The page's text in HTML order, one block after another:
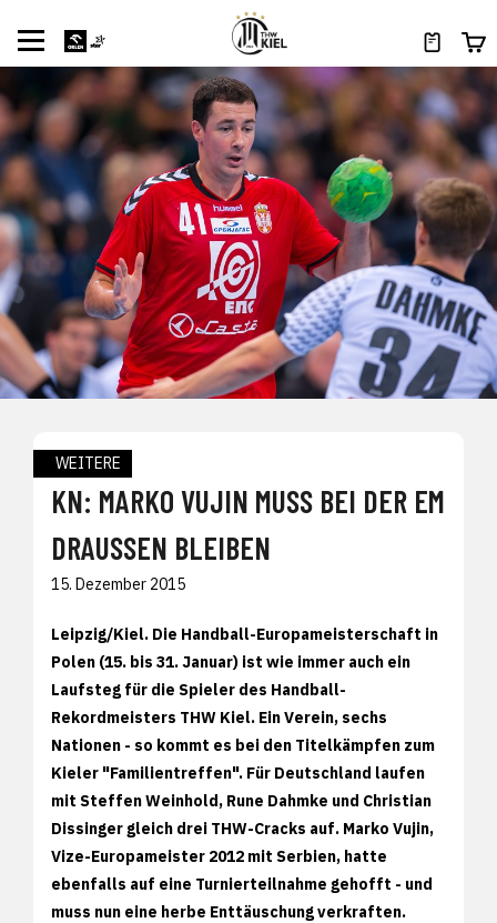
WEITERE
KN: MARKO VUJIN MUSS BEI DER EM
DRAUSSEN BLEIBEN
15. Dezember 2015
Leipzig/Kiel. Die Handball-Europameisterschaft in
Polen (15. bis 31. Januar) ist wie immer auch ein
Laufsteg für die Spieler des Handball-
Rekordmeisters THW Kiel. Ein Verein, sechs
Nationen - so kommt es bei den Titelkämpfen zum
Kieler "Familientreffen". Für Deutschland laufen
mit Steffen Weinhold, Rune Dahmke und Christian
Dissinger gleich drei THW-Cracks auf. Marko Vujin,
Vize-Europameister 2012 mit Serbien, hatte
ebenfalls auf eine Turnierteilnahme gehofft - und
muss nun eine herbe Enttäuschung verkraften.